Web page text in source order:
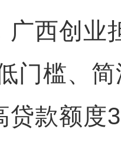
西创业
门槛、
贷款额度